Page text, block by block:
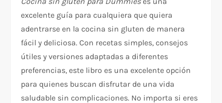
excelente guía para cualquiera que quiera
adentrarse en la cocina sin gluten de manera
fácil y deliciosa. Con recetas simples, consejos
útiles y versiones adaptadas a diferentes
preferencias, este libro es una excelente opción
para quienes buscan disfrutar de una vida
saludable sin complicaciones. No importa si eres